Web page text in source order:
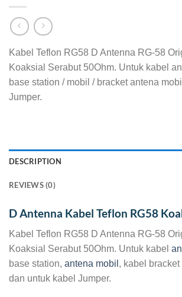
Kabel Teflon RG58 D Antenna RG-58
Koaksial Serabut 50Ohm. Untuk kabel
base station / mobil / bracket antena
Jumper.
DESCRIPTION
REVIEWS (0)
D Antenna Kabel Teflon RG58
Kabel Teflon RG58 D Antenna RG-58
Koaksial Serabut 50Ohm. Untuk kabel
base station, antena mobil , kabel
dan untuk kabel Jumper.